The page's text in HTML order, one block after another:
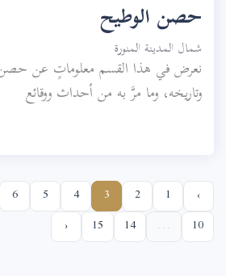
حصن الوطيح
شمال المدينة المنورة
نعرض في هذا القسم معلوماتٍ عن حصن
وتاريخه، وما مرَّ به من أحداث ووقائع
‹
1
2
3
4
5
6
10
...
14
15
›